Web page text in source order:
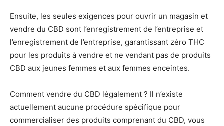
Ensuite, les seules exigences pour ouvrir un magasin et
vendre du CBD sont l’enregistrement de l’entreprise et
l’enregistrement de l’entreprise, garantissant zéro THC
pour les produits à vendre et ne vendant pas de produits
CBD aux jeunes femmes et aux femmes enceintes.
Comment vendre du CBD légalement ? Il n’existe
actuellement aucune procédure spécifique pour
commercialiser des produits comprenant du CBD, vous